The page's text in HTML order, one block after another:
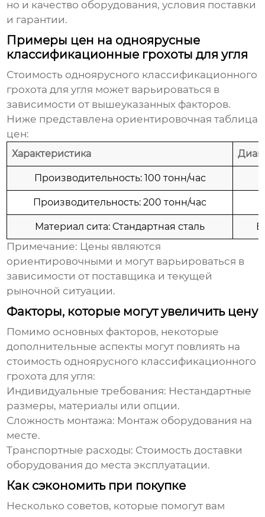
но и качество оборудования, условия поставки
и гарантии.
Примеры цен на одноярусные
классификационные грохоты для угля
Стоимость одноярусного классификационного
грохота для угля может варьироваться в
зависимости от вышеуказанных факторов.
Ниже представлена ориентировочная таблица
цен:
Характеристика
Производительность: 100 тонн/час
Производительность: 200 тонн/час
Материал сита: Стандартная сталь
Примечание: Цены являются
ориентировочными и могут варьироваться в
зависимости от поставщика и текущей
рыночной ситуации.
Факторы, которые могут увеличить цену
Помимо основных факторов, некоторые
дополнительные аспекты могут повлиять на
стоимость одноярусного классификационного
грохота для угля:
Индивидуальные требования: Нестандартные
размеры, материалы или опции.
Сложность монтажа: Монтаж оборудования на
месте.
Транспортные расходы: Стоимость доставки
оборудования до места эксплуатации.
Как сэкономить при покупке
Несколько советов, которые помогут вам